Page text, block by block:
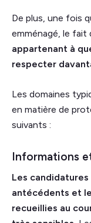
De plus, une fois
emménagé, le fait
appartenant à
respecter
Les domaines
en matière de
suivants :
Informations
Les
antécédents et
recueillies au